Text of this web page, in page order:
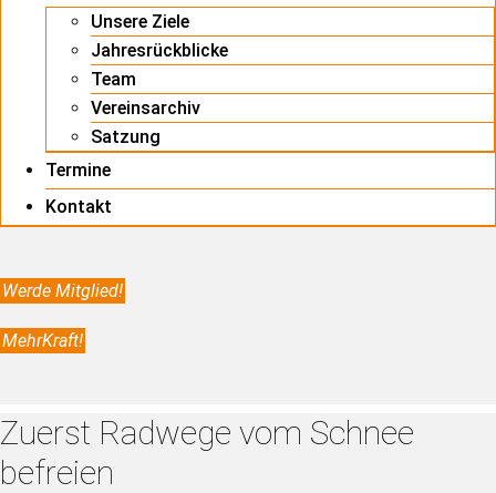
Unsere Ziele
Jahresrückblicke
Team
Vereinsarchiv
Satzung
Termine
Kontakt
Werde Mitglied!
MehrKraft!
Zuerst Radwege vom Schnee
befreien